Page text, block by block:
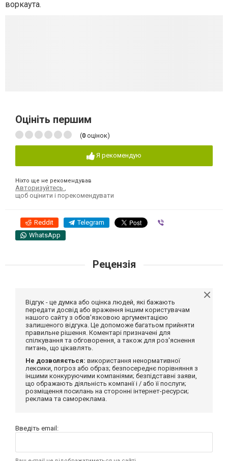
воркаута.
Оцініть першим
(0 оцінок)
Я рекомендую
Ніхто ще не рекомендував
Авторизуйтесь
щоб оцінити і порекомендувати
Reddit Telegram
WhatsApp
Рецензія
Відгук - це думка або оцінка людей, які бажають
передати досвід або враження іншим користувачам
нашого сайту з обов'язковою аргументацією
залишеного відгука. Це допоможе багатьом прийняти
правильне рішення. Коментарі призначені для
спілкування та обговорення, а також для роз'яснення
питань, що цікавлять.
Не дозволяється: використання ненормативної
лексики, погроз або образ; безпосереднє порівняння з
іншими конкуруючими компаніями; безпідставні заяви,
що ображають діяльність компанії і / або її послуги;
розміщення посилань на сторонні інтернет-ресурси;
реклама та самореклама.
Введіть email: